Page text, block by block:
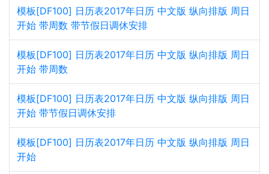
模板[DF100] 日历表2017年日历 中文版 纵向排版 周日
开始 带周数 带节假日调休安排
模板[DF100] 日历表2017年日历 中文版 纵向排版 周日
开始 带周数
模板[DF100] 日历表2017年日历 中文版 纵向排版 周日
开始 带节假日调休安排
模板[DF100] 日历表2017年日历 中文版 纵向排版 周日
开始